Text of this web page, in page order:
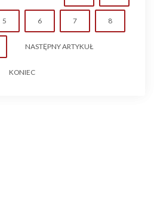
5 6 7 8
NASTĘPNY ARTYKUŁ
KONIEC